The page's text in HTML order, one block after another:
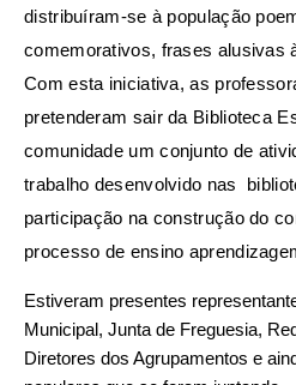
distribuíram-se à população
comemorativos, frases alusivas
Com esta iniciativa, as
pretenderam sair da Biblioteca
comunidade um conjunto de
trabalho desenvolvido nas
participação na construção do
processo de ensino
Estiveram presentes
Municipal, Junta de Freguesia,
Diretores dos Agrupamentos e